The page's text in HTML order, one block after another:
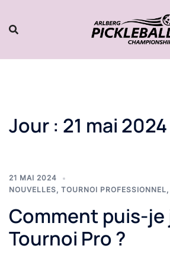
contenu
Jour : 21 mai 2024
21 MAI 2024
NOUVELLES, TOURNOI PROFESSIONNEL,
Comment puis-je
Tournoi Pro ?